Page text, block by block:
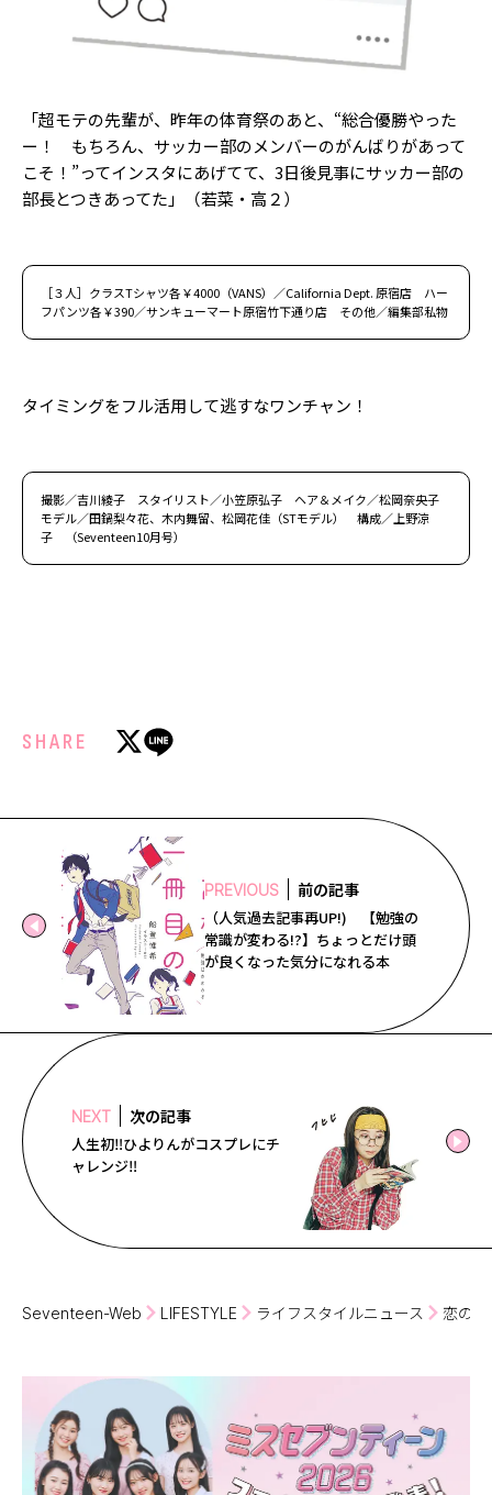
「超モテの先輩が、昨年の体育祭のあと、“総合優勝やった
ー！ もちろん、サッカー部のメンバーのがんばりがあって
こそ！”ってインスタにあげてて、3日後見事にサッカー部の
部長とつきあってた」（若菜・高２）
［３人］クラスTシャツ各￥4000（VANS）／California Dept. 原宿店 ハー
フパンツ各￥390／サンキューマート原宿竹下通り店 その他／編集部私物
タイミングをフル活用して逃すなワンチャン！
撮影／吉川綾子 スタイリスト／小笠原弘子 ヘア＆メイク／松岡奈央子
モデル／田鍋梨々花、木内舞留、松岡花佳（STモデル） 構成／上野涼
子 （Seventeen10月号）
SHARE
PREVIOUS 前の記事
（人気過去記事再UP!) 【勉強の
常識が変わる!?】ちょっとだけ頭
が良くなった気分になれる本
NEXT 次の記事
人生初‼︎ひよりんがコスプレにチ
ャレンジ‼︎
Seventeen-Web LIFESTYLE ライフスタイルニュース 恋の